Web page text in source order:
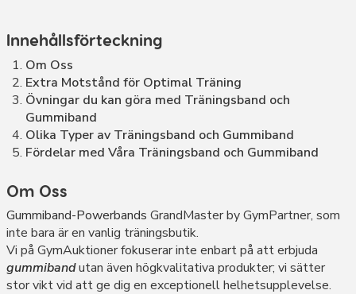
Innehållsförteckning
Om Oss
Extra Motstånd för Optimal Träning
Övningar du kan göra med Träningsband och
Gummiband
Olika Typer av Träningsband och Gummiband
Fördelar med Våra Träningsband och Gummiband
Om Oss
Gummiband-Powerbands GrandMaster by GymPartner, som
inte bara är en vanlig träningsbutik.
Vi på GymAuktioner fokuserar inte enbart på att erbjuda
gummibandutan även högkvalitativa produkter; vi sätter
stor vikt vid att ge dig en exceptionell helhetsupplevelse.